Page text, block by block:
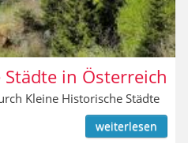
in Österreich
Kleine Historische Städte
weiterlesen